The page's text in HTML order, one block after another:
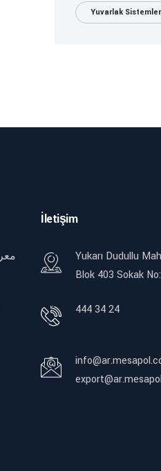
Yuvarlak Sistemler
İletişim
Yukarı Dudullu
Blok 403 Sokak
444 34 24